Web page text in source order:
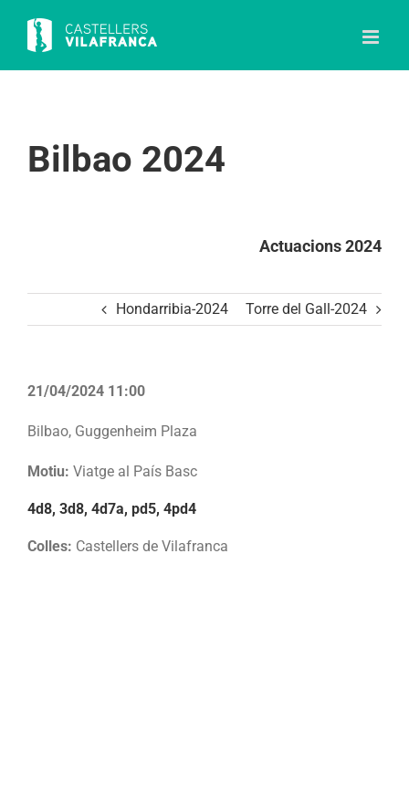
content
Bilbao 2024
Actuacions 2024
Hondarribia-2024 Torre del Gall-2024
21/04/2024 11:00
Bilbao, Guggenheim Plaza
Motiu: Viatge al País Basc
4d8, 3d8, 4d7a, pd5, 4pd4
Colles: Castellers de Vilafranca